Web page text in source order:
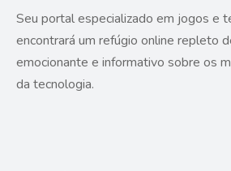
Seu portal especializado em jogos e
encontrará um refúgio online repleto
emocionante e informativo sobre os
da tecnologia.